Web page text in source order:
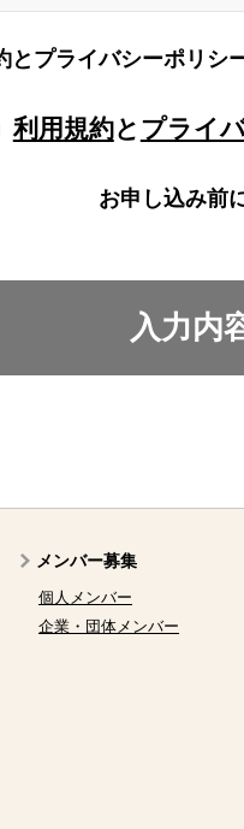
とプライバシーポリシ
利用規約と プライ
お申し込み前
メンバー募集
個人メンバー
企業・団体メンバー